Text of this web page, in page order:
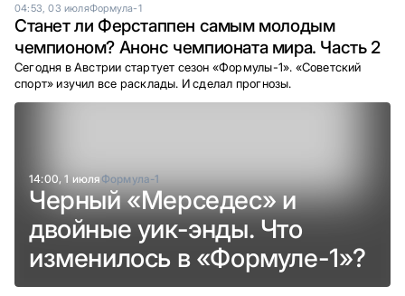
04:53, 03 июляФормула-1
Станет ли Ферстаппен самым молодым
чемпионом? Анонс чемпионата мира. Часть 2
Сегодня в Австрии стартует сезон «Формулы-1». «Советский
спорт» изучил все расклады. И сделал прогнозы.
14:00, 1 июляФормула-1
Черный «Мерседес» и
двойные уик-энды. Что
изменилось в «Формуле-1»?